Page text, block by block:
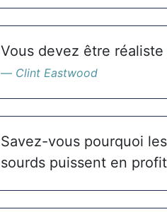
Vous devez être
Clint Eastwood
Savez-vous pourquoi
sourds puissent en